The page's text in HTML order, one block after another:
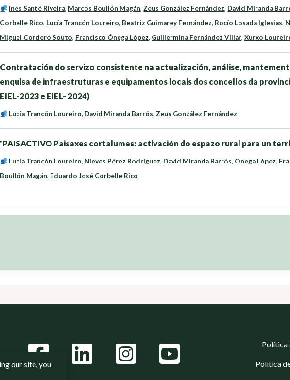
Inés Santé Riveira, Marcos Boullón Magán,Zeus González Fernández, David Miranda
Corbelle Rico, Lucía Trancón Loureiro, Beatriz Guimarey Fernández, Rocío Losada Iglesias,
Miguel Cordero Souto, Francisco Ónega López, Guillermina Fernández Villar, Xurxo
Contratación do servizo consistente na actualización, análise,
enquisa de infraestruturas e equipamentos locais dos concellos da
EIEL-2023 e EIEL- 2024)
Lucía Trancón Loureiro, David Miranda Barrós,Zeus González Fernández
'PAISACTIVO Paisaxes cortalumes: activación do espazo rural para un
Lucía Trancón Loureiro, Nieves Pérez Rodríguez, David Miranda Barrós, Onega López,
Boullón Magán, Eduardo José Corbelle Rico
Política
Política